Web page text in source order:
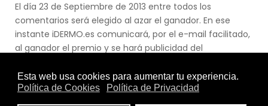
El día 23 de Septiembre de 2013 entre todos los
comentarios será elegido al azar el ganador. En ese
instante iDERMO.es comunicará, por el e-mail facilitado,
al ganador el premio y se hará publicidad del
iDermo.es y en las redes sociales.
¿Limitaciones?